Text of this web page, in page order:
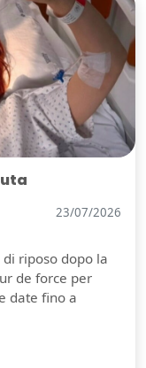
23/07/2026
riposo dopo la
de force per
date fino a